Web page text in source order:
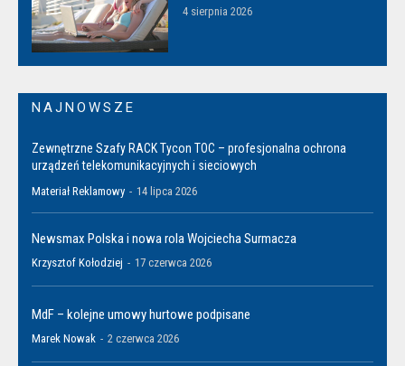
4 sierpnia 2026
NAJNOWSZE
Zewnętrzne Szafy RACK Tycon TOC – profesjonalna ochrona
urządzeń telekomunikacyjnych i sieciowych
Materiał Reklamowy - 14 lipca 2026
Newsmax Polska i nowa rola Wojciecha Surmacza
Krzysztof Kołodziej - 17 czerwca 2026
MdF – kolejne umowy hurtowe podpisane
Marek Nowak - 2 czerwca 2026